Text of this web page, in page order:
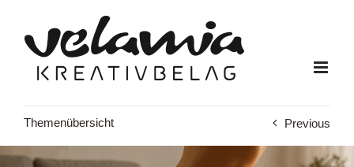
springen
Themenübersicht Previous